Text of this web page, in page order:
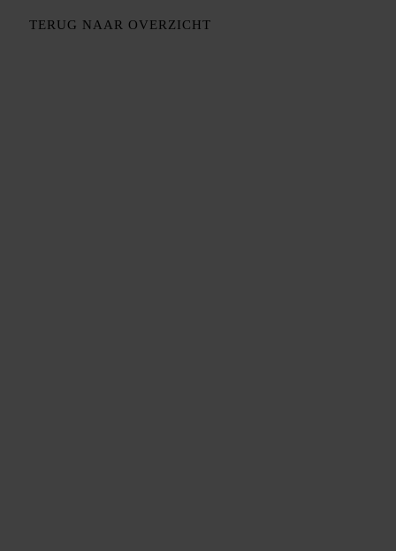
TERUG NAAR OVERZICHT